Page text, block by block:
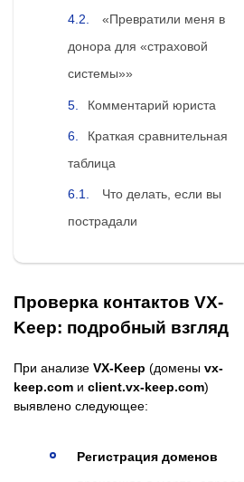
«Превратили меня в
донора для «страховой
системы»»
Комментарий юриста
Краткая сравнительная
таблица
Что делать, если вы
пострадали
Проверка контактов VX-
Keep: подробный взгляд
При анализе VX-Keep (домены vx-
keep.com и client.vx-keep.com)
выявлено следующее:
Регистрация доменов